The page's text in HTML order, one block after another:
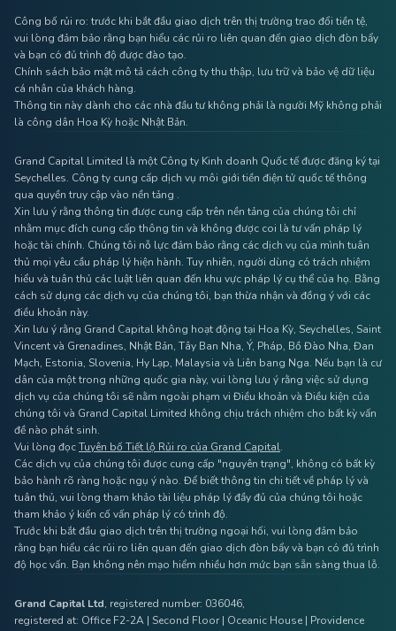
Công bố rủi ro: trước khi bắt đầu giao dịch trên thị trường trao đổi tiền tệ,
vui lòng đảm bảo rằng bạn hiểu các rủi ro liên quan đến giao dịch đòn bẩy
và bạn có đủ trình độ được đào tạo.
Chính sách bảo mật mô tả cách công ty thu thập, lưu trữ và bảo vệ dữ liệu
cá nhân của khách hàng.
Thông tin này dành cho các nhà đầu tư không phải là người Mỹ không phải
là công dân Hoa Kỳ hoặc Nhật Bản.
Grand Capital Limited là một Công ty Kinh doanh Quốc tế được đăng ký tại
Seychelles. Công ty cung cấp dịch vụ môi giới tiền điện tử quốc tế thông
qua quyền truy cập vào nền tảng .
Xin lưu ý rằng thông tin được cung cấp trên nền tảng của chúng tôi chỉ
nhằm mục đích cung cấp thông tin và không được coi là tư vấn pháp lý
hoặc tài chính. Chúng tôi nỗ lực đảm bảo rằng các dịch vụ của mình tuân
thủ mọi yêu cầu pháp lý hiện hành. Tuy nhiên, người dùng có trách nhiệm
hiểu và tuân thủ các luật liên quan đến khu vực pháp lý cụ thể của họ. Bằng
cách sử dụng các dịch vụ của chúng tôi, bạn thừa nhận và đồng ý với các
điều khoản này.
Xin lưu ý rằng Grand Capital không hoạt động tại Hoa Kỳ, Seychelles, Saint
Vincent và Grenadines, Nhật Bản, Tây Ban Nha, Ý, Pháp, Bồ Đào Nha, Đan
Mạch, Estonia, Slovenia, Hy Lạp, Malaysia và Liên bang Nga. Nếu bạn là cư
dân của một trong những quốc gia này, vui lòng lưu ý rằng việc sử dụng
dịch vụ của chúng tôi sẽ nằm ngoài phạm vi Điều khoản và Điều kiện của
chúng tôi và Grand Capital Limited không chịu trách nhiệm cho bất kỳ vấn
đề nào phát sinh.
Vui lòng đọcTuyên bố Tiết lộ Rủi ro của Grand Capital.
Các dịch vụ của chúng tôi được cung cấp "nguyên trạng", không có bất kỳ
bảo hành rõ ràng hoặc ngụ ý nào. Để biết thông tin chi tiết về pháp lý và
tuân thủ, vui lòng tham khảo tài liệu pháp lý đầy đủ của chúng tôi hoặc
tham khảo ý kiến ​​cố vấn pháp lý có trình độ.
Trước khi bắt đầu giao dịch trên thị trường ngoại hối, vui lòng đảm bảo
rằng bạn hiểu các rủi ro liên quan đến giao dịch đòn bẩy và bạn có đủ trình
độ học vấn. Bạn không nên mạo hiểm nhiều hơn mức bạn sẵn sàng thua lỗ.
Grand Capital Ltd, registered number: 036046,
registered at: Office F2-2A | Second Floor | Oceanic House | Providence